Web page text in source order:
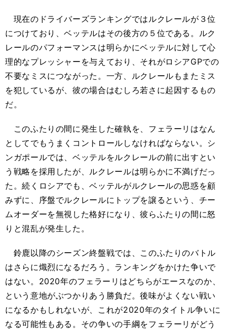
現在のドライバーズランキングではルクレールが３位
につけており、ベッテルはその後方の５位である。ルク
レールのパフォーマンスは明らかにベッテルに対して心
理的なプレッシャーを与えており、それがロシアGPでの
不要なミスにつながった。一方、ルクレールもまたミス
を犯しているが、彼の場合はむしろ若さに起因するもの
だ。
このふたりの間に発生した確執を、フェラーリはなん
としてでもうまくコントロールしなければならない。シ
ンガポールでは、ベッテルをルクレールの前に出すとい
う戦略を採用したが、ルクレールは明らかに不満げだっ
た。続くロシアでも、ベッテルがルクレールの思惑を顧
みずに、序盤でルクレールにトップを譲るという、チー
ムオーダーを無視した格好になり、彼らふたりの間に怒
りと混乱が発生した。
鈴鹿以降のシーズン終盤戦では、このふたりのバトル
はさらに熾烈になるだろう。ランキングをかけた争いで
はない。2020年のフェラーリはどちらがエースなのか、
という意地がぶつかりあう勝負だ。後味がよくない戦い
になるかもしれないが、これが2020年のタイトル争いに
なる可能性もある。その争いの手綱をフェラーリがどう